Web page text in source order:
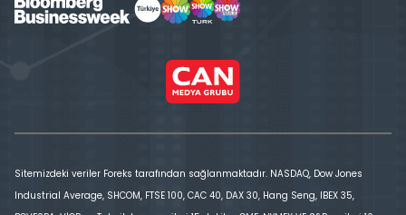
Sitemizdeki veriler Foreks tarafından sağlanmaktadır. NASDAQ, Dow Jones
Industrial Average, SHCOM, FTSE 100, CAC 40, DAX 30, Hang Seng, IBEX 35,